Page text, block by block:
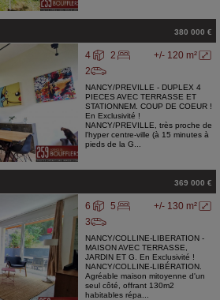
380 000 €
+/- 120 m²
4
2
2
NANCY/PREVILLE - DUPLEX 4
PIECES AVEC TERRASSE ET
STATIONNEM. COUP DE COEUR !
En Exclusivité !
NANCY/PREVILLE, très proche de
l'hyper centre-ville (à 15 minutes à
pieds de la G...
369 000 €
+/- 130 m²
6
5
3
NANCY/COLLINE-LIBERATION -
MAISON AVEC TERRASSE,
JARDIN ET G. En Exclusivité !
NANCY/COLLINE-LIBÉRATION.
Agréable maison mitoyenne d'un
seul côté, offrant 130m2
habitables répa...